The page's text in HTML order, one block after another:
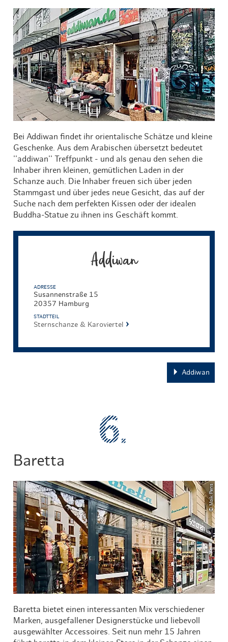
© Maik Pens
Bei Addiwan findet ihr orientalische Schätze und kleine
Geschenke. Aus dem Arabischen übersetzt bedeutet
''addiwan'' Treffpunkt - und als genau den sehen die
Inhaber ihren kleinen, gemütlichen Laden in der
Schanze auch. Die Inhaber freuen sich über jeden
Stammgast und über jedes neue Gesicht, das auf der
Suche nach dem perfekten Kissen oder der idealen
Buddha-Statue zu ihnen ins Geschäft kommt.
Addiwan
ADRESSE
Susannenstraße 15
20357 Hamburg
STADTTEIL
Sternschanze & Karoviertel
Addiwan
Baretta
© Maik Pens
Baretta bietet einen interessanten Mix verschiedener
Marken, ausgefallener Designerstücke und liebevoll
ausgewählter Accessoires. Seit nun mehr 15 Jahren